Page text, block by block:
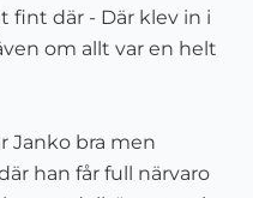
fint där - Där klev in i
om allt var en helt
Janko bra men
han får full närvaro